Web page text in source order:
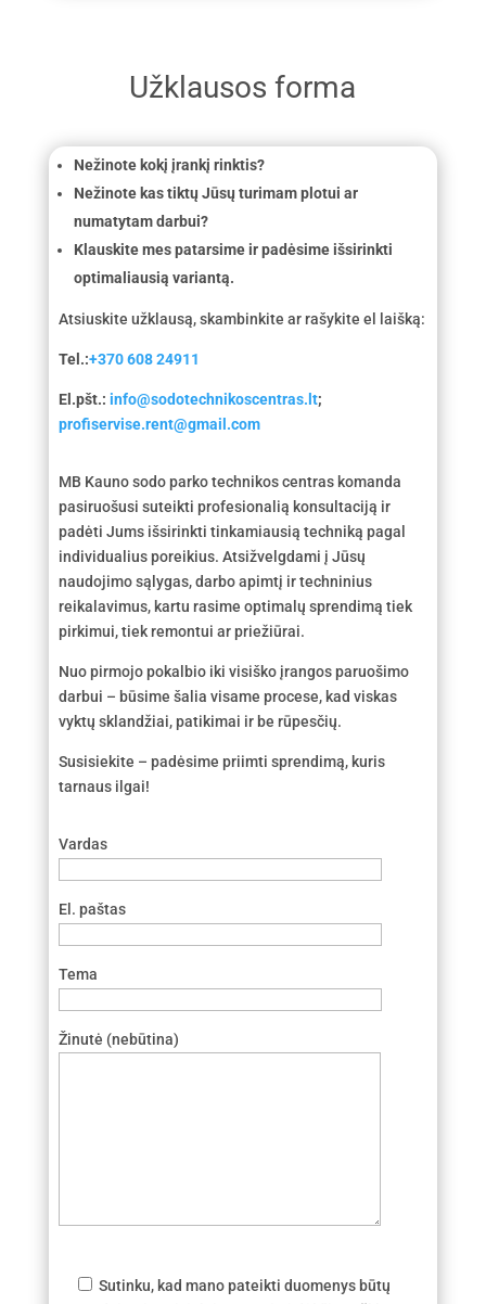
Užklausos forma
Nežinote kokį įrankį rinktis?
Nežinote kas tiktų Jūsų turimam plotui ar
numatytam darbui?
Klauskite mes patarsime ir padėsime išsirinkti
optimaliausią variantą.
Atsiuskite užklausą, skambinkite ar rašykite el laišką:
Tel.:+370 608 24911
El.pšt.: info@sodotechnikoscentras.lt;
profiservise.rent@gmail.com
MB Kauno sodo parko technikos centras komanda
pasiruošusi suteikti profesionalią konsultaciją ir
padėti Jums išsirinkti tinkamiausią techniką pagal
individualius poreikius. Atsižvelgdami į Jūsų
naudojimo sąlygas, darbo apimtį ir techninius
reikalavimus, kartu rasime optimalų sprendimą tiek
pirkimui, tiek remontui ar priežiūrai.
Nuo pirmojo pokalbio iki visiško įrangos paruošimo
darbui – būsime šalia visame procese, kad viskas
vyktų sklandžiai, patikimai ir be rūpesčių.
Susisiekite – padėsime priimti sprendimą, kuris
tarnaus ilgai!
Vardas
El. paštas
Tema
Žinutė (nebūtina)
Sutinku, kad mano pateikti duomenys būtų